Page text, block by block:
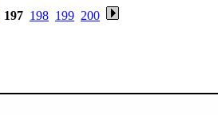
197 198 199 200